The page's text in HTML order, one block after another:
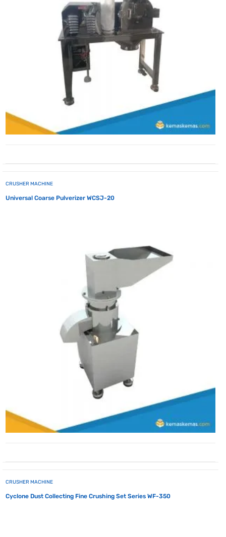
CRUSHER MACHINE
Universal Coarse Pulverizer WCSJ-20
CRUSHER MACHINE
Cyclone Dust Collecting Fine Crushing Set Series WF-350